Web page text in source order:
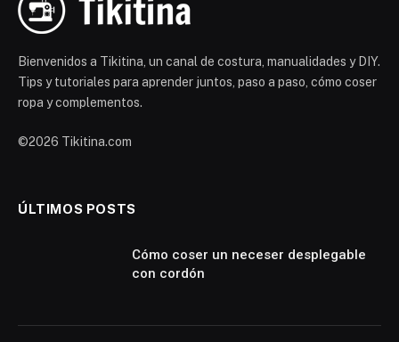
Bienvenidos a Tikitina, un canal de costura, manualidades y DIY.
Tips y tutoriales para aprender juntos, paso a paso, cómo coser
ropa y complementos.
©2026 Tikitina.com
ÚLTIMOS POSTS
Cómo coser un neceser desplegable
con cordón